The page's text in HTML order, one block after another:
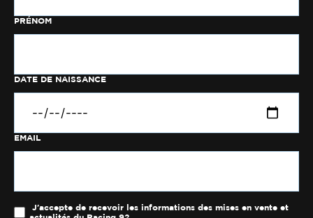
PRÉNOM
DATE DE NAISSANCE
EMAIL
J'accepte de recevoir les informations des mises en vente et